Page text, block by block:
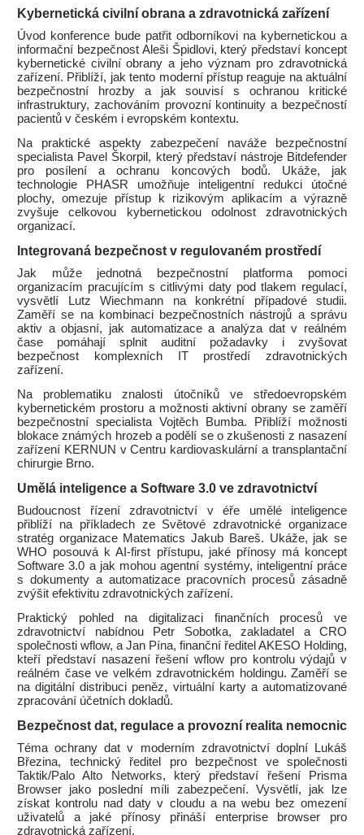
Kybernetická civilní obrana a zdravotnická zařízení
Úvod konference bude patřit odborníkovi na kybernetickou a
informační bezpečnost Aleši Špidlovi, který představí koncept
kybernetické civilní obrany a jeho význam pro zdravotnická
zařízení. Přiblíží, jak tento moderní přístup reaguje na aktuální
bezpečnostní hrozby a jak souvisí s ochranou kritické
infrastruktury, zachováním provozní kontinuity a bezpečností
pacientů v českém i evropském kontextu.
Na praktické aspekty zabezpečení naváže bezpečnostní
specialista Pavel Škorpil, který představí nástroje Bitdefender
pro posílení a ochranu koncových bodů. Ukáže, jak
technologie PHASR umožňuje inteligentní redukci útočné
plochy, omezuje přístup k rizikovým aplikacím a výrazně
zvyšuje celkovou kybernetickou odolnost zdravotnických
organizací.
Integrovaná bezpečnost v regulovaném prostředí
Jak může jednotná bezpečnostní platforma pomoci
organizacím pracujícím s citlivými daty pod tlakem regulací,
vysvětlí Lutz Wiechmann na konkrétní případové studii.
Zaměří se na kombinaci bezpečnostních nástrojů a správu
aktiv a objasní, jak automatizace a analýza dat v reálném
čase pomáhají splnit auditní požadavky i zvyšovat
bezpečnost komplexních IT prostředí zdravotnických
zařízení.
Na problematiku znalosti útočníků ve středoevropském
kybernetickém prostoru a možnosti aktivní obrany se zaměří
bezpečnostní specialista Vojtěch Bumba. Přiblíží možnosti
blokace známých hrozeb a podělí se o zkušenosti z nasazení
zařízení KERNUN v Centru kardiovaskulární a transplantační
chirurgie Brno.
Umělá inteligence a Software 3.0 ve zdravotnictví
Budoucnost řízení zdravotnictví v éře umělé inteligence
přiblíží na příkladech ze Světové zdravotnické organizace
stratég organizace Matematics Jakub Bareš. Ukáže, jak se
WHO posouvá k AI-first přístupu, jaké přínosy má koncept
Software 3.0 a jak mohou agentní systémy, inteligentní práce
s dokumenty a automatizace pracovních procesů zásadně
zvýšit efektivitu zdravotnických zařízení.
Praktický pohled na digitalizaci finančních procesů ve
zdravotnictví nabídnou Petr Sobotka, zakladatel a CRO
společnosti wflow, a Jan Pína, finanční ředitel AKESO Holding,
kteří představí nasazení řešení wflow pro kontrolu výdajů v
reálném čase ve velkém zdravotnickém holdingu. Zaměří se
na digitální distribuci peněz, virtuální karty a automatizované
zpracování účetních dokladů.
Bezpečnost dat, regulace a provozní realita nemocnic
Téma ochrany dat v moderním zdravotnictví doplní Lukáš
Březina, technický ředitel pro bezpečnost ve společnosti
Taktik/Palo Alto Networks, který představí řešení Prisma
Browser jako poslední míli zabezpečení. Vysvětlí, jak lze
získat kontrolu nad daty v cloudu a na webu bez omezení
uživatelů a jaké přínosy přináší enterprise browser pro
zdravotnická zařízení.